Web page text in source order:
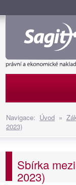
Navigace: Úvod »
2023)
Sbírka
2023)